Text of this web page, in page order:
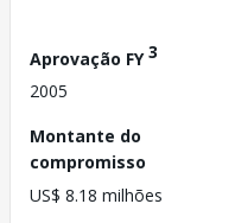
Aprovação FY3
2005
Montante do
compromisso
US$ 8.18 milhões